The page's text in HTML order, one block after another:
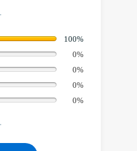
100%
0%
0%
0%
0%